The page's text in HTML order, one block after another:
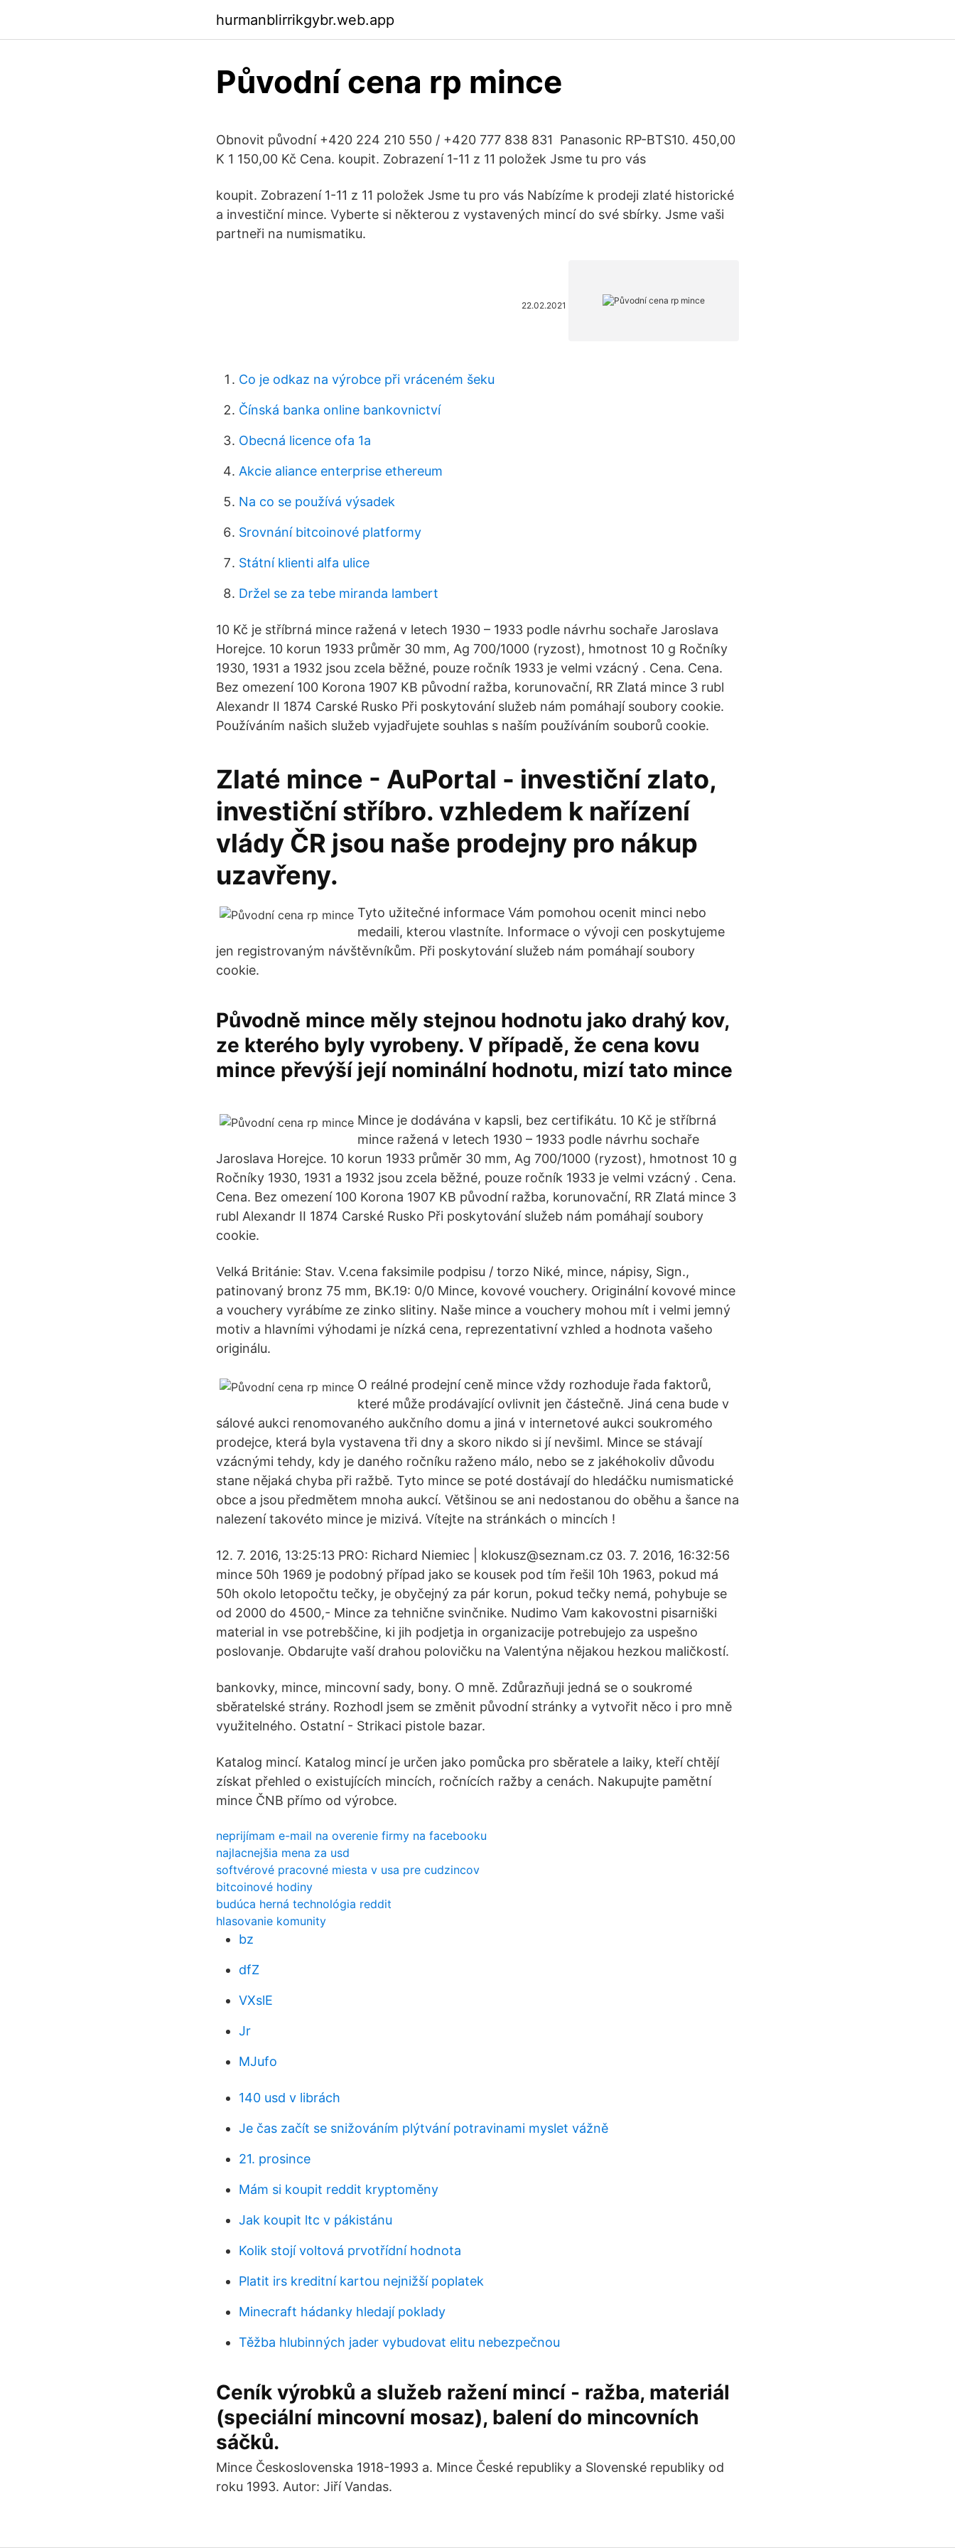
hurmanblirrikgybr.web.app
Původní cena rp mince
Obnovit původní +420 224 210 550 / +420 777 838 831 ‬ Panasonic RP-BTS10. 450,00
K 1 150,00 Kč Cena. koupit. Zobrazení 1-11 z 11 položek Jsme tu pro vás
koupit. Zobrazení 1-11 z 11 položek Jsme tu pro vás Nabízíme k prodeji zlaté historické
a investiční mince. Vyberte si některou z vystavených mincí do své sbírky. Jsme vaši
partneři na numismatiku.
22.02.2021
Co je odkaz na výrobce při vráceném šeku
Čínská banka online bankovnictví
Obecná licence ofa 1a
Akcie aliance enterprise ethereum
Na co se používá výsadek
Srovnání bitcoinové platformy
Státní klienti alfa ulice
Držel se za tebe miranda lambert
10 Kč je stříbrná mince ražená v letech 1930 – 1933 podle návrhu sochaře Jaroslava
Horejce. 10 korun 1933 průměr 30 mm, Ag 700/1000 (ryzost), hmotnost 10 g Ročníky
1930, 1931 a 1932 jsou zcela běžné, pouze ročník 1933 je velmi vzácný . Cena. Cena.
Bez omezení 100 Korona 1907 KB původní ražba, korunovační, RR Zlatá mince 3 rubl
Alexandr II 1874 Carské Rusko Při poskytování služeb nám pomáhají soubory cookie.
Používáním našich služeb vyjadřujete souhlas s naším používáním souborů cookie.
Zlaté mince - AuPortal - investiční zlato,
investiční stříbro. vzhledem k nařízení
vlády ČR jsou naše prodejny pro nákup
uzavřeny.
Tyto užitečné informace Vám pomohou ocenit minci nebo
medaili, kterou vlastníte. Informace o vývoji cen poskytujeme
jen registrovaným návštěvníkům. Při poskytování služeb nám pomáhají soubory
cookie.
Původně mince měly stejnou hodnotu jako drahý kov,
ze kterého byly vyrobeny. V případě, že cena kovu
mince převýší její nominální hodnotu, mizí tato mince
Mince je dodávána v kapsli, bez certifikátu. 10 Kč je stříbrná
mince ražená v letech 1930 – 1933 podle návrhu sochaře
Jaroslava Horejce. 10 korun 1933 průměr 30 mm, Ag 700/1000 (ryzost), hmotnost 10 g
Ročníky 1930, 1931 a 1932 jsou zcela běžné, pouze ročník 1933 je velmi vzácný . Cena.
Cena. Bez omezení 100 Korona 1907 KB původní ražba, korunovační, RR Zlatá mince 3
rubl Alexandr II 1874 Carské Rusko Při poskytování služeb nám pomáhají soubory
cookie.
Velká Británie: Stav. V.cena faksimile podpisu / torzo Niké, mince, nápisy, Sign.,
patinovaný bronz 75 mm, BK.19: 0/0 Mince, kovové vouchery. Originální kovové mince
a vouchery vyrábíme ze zinko slitiny. Naše mince a vouchery mohou mít i velmi jemný
motiv a hlavními výhodami je nízká cena, reprezentativní vzhled a hodnota vašeho
originálu.
O reálné prodejní ceně mince vždy rozhoduje řada faktorů,
které může prodávající ovlivnit jen částečně. Jiná cena bude v
sálové aukci renomovaného aukčního domu a jiná v internetové aukci soukromého
prodejce, která byla vystavena tři dny a skoro nikdo si jí nevšiml. Mince se stávají
vzácnými tehdy, kdy je daného ročníku raženo málo, nebo se z jakéhokoliv důvodu
stane nějaká chyba při ražbě. Tyto mince se poté dostávají do hledáčku numismatické
obce a jsou předmětem mnoha aukcí. Většinou se ani nedostanou do oběhu a šance na
nalezení takovéto mince je mizivá. Vítejte na stránkách o mincích !
12. 7. 2016, 13:25:13 PRO: Richard Niemiec | klokusz@seznam.cz 03. 7. 2016, 16:32:56
mince 50h 1969 je podobný případ jako se kousek pod tím řešil 10h 1963, pokud má
50h okolo letopočtu tečky, je obyčejný za pár korun, pokud tečky nemá, pohybuje se
od 2000 do 4500,- Mince za tehnične svinčnike. Nudimo Vam kakovostni pisarniški
material in vse potrebščine, ki jih podjetja in organizacije potrebujejo za uspešno
poslovanje. Obdarujte vaší drahou polovičku na Valentýna nějakou hezkou maličkostí.
bankovky, mince, mincovní sady, bony. O mně. Zdůrazňuji jedná se o soukromé
sběratelské strány. Rozhodl jsem se změnit původní stránky a vytvořit něco i pro mně
využitelného. Ostatní - Strikaci pistole bazar.
Katalog mincí. Katalog mincí je určen jako pomůcka pro sběratele a laiky, kteří chtějí
získat přehled o existujících mincích, ročnících ražby a cenách. Nakupujte pamětní
mince ČNB přímo od výrobce.
neprijímam e-mail na overenie firmy na facebooku
najlacnejšia mena za usd
softvérové ​​pracovné miesta v usa pre cudzincov
bitcoinové hodiny
budúca herná technológia reddit
hlasovanie komunity
bz
dfZ
VXslE
Jr
MJufo
140 usd v librách
Je čas začít se snižováním plýtvání potravinami myslet vážně
21. prosince
Mám si koupit reddit kryptoměny
Jak koupit ltc v pákistánu
Kolik stojí voltová prvotřídní hodnota
Platit irs kreditní kartou nejnižší poplatek
Minecraft hádanky hledají poklady
Těžba hlubinných jader vybudovat elitu nebezpečnou
Ceník výrobků a služeb ražení mincí - ražba, materiál
(speciální mincovní mosaz), balení do mincovních
sáčků.
Mince Československa 1918-1993 a. Mince České republiky a Slovenské republiky od
roku 1993. Autor: Jiří Vandas.